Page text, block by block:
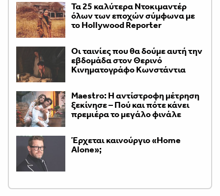
Τα 25 καλύτερα Ντοκιμαντέρ
όλων των εποχών σύμφωνα με
το Hollywood Reporter
Οι ταινίες που θα δούμε αυτή την
εβδομάδα στον Θερινό
Κινηματογράφο Κωνστάντια
Maestro: Η αντίστροφη μέτρηση
ξεκίνησε – Πού και πότε κάνει
πρεμιέρα το μεγάλο φινάλε
Έρχεται καινούργιο «Home
Alone»;